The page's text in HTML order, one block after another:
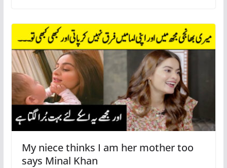
My niece thinks I am her mother too
says Minal Khan